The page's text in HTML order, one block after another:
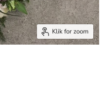
Klik for zoom